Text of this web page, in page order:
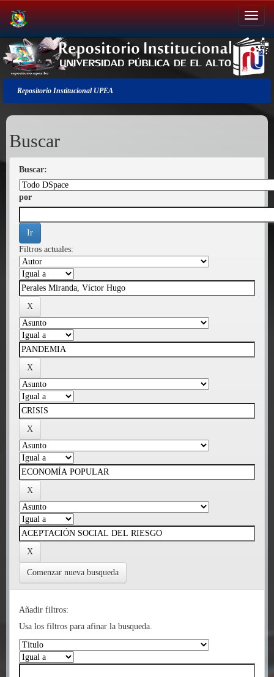
Salir
de
la
navegación
Repositorio Institucional UPEA
Buscar
Buscar:
por
Filtros actuales:
Comenzar nueva busqueda
Añadir filtros:
Usa los filtros para afinar la busqueda.